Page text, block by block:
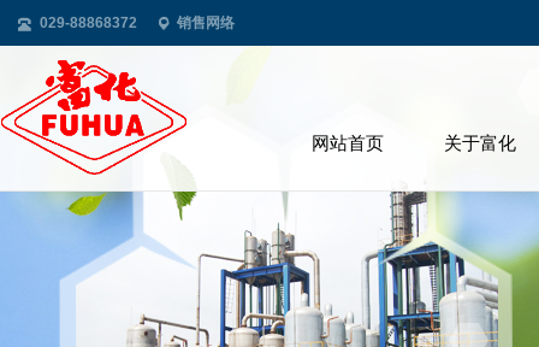
029-88868372 销售网络
网站首页 关于富化